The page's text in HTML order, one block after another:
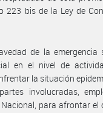
223 bis de la Ley de
de la emergencia
en el nivel de
la situación
involucradas,
para afrontar el